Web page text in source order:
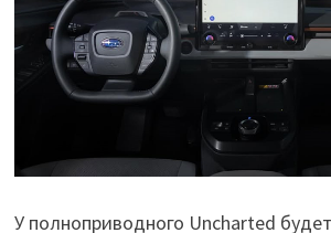
У полноприводного Uncharted